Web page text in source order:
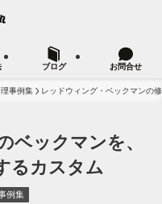
ブログ お問合せ
事例集 レッドウィング・ベックマンの
ベックマンを、
るカスタム
例集